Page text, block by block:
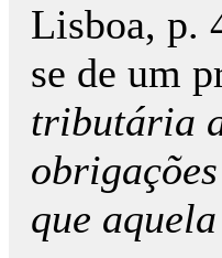
Lisboa, p.
se de um
tributária
que